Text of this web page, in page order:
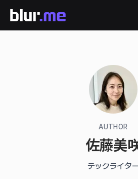
AUTHOR
佐藤美
テックライター